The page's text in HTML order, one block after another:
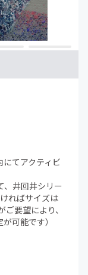
りになりま
、程度により
タイルが全く
ください（本
クよりBace
ちらよりご連
作について】
合、以前の継
てアクティビ
、井回井シリー
ればサイズは
要望により、
可能です）